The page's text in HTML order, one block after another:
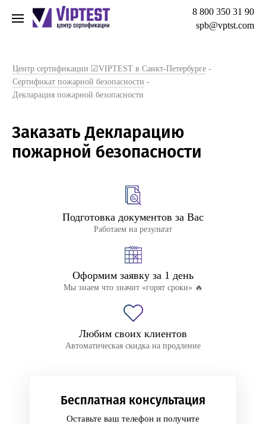
8 800 350 31 90
spb@vptst.com
Центр сертификации ☑VIPTEST в Санкт-Петербурге -
Сертификат пожарной безопасности -
Декларация пожарной безопасности
Заказать Декларацию
пожарной безопасности
Подготовка документов за Вас
Работаем на результат
Оформим заявку за 1 день
Мы знаем что значит «горят сроки» 🔥
Любим своих клиентов
Автоматическая скидка на продление
Бесплатная консультация
Оставьте ваш телефон и получите